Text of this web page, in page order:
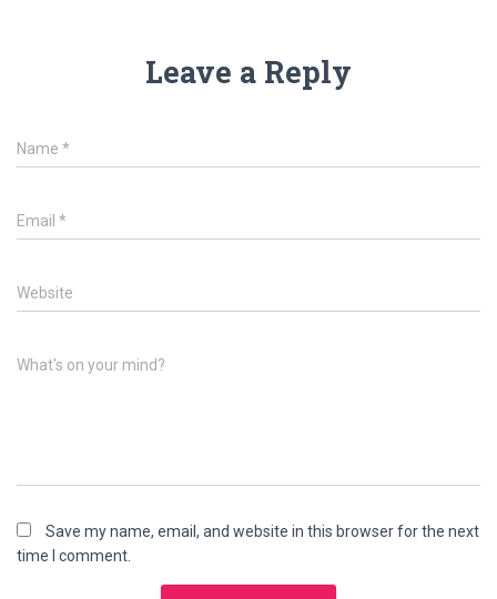
Leave a Reply
Name *
Email *
Website
What's on your mind?
Save my name, email, and website in this browser for the next
time I comment.